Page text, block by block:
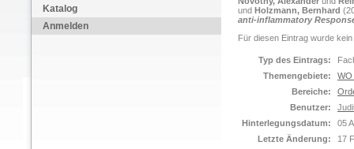
Katalog
Anmelden
und Holzmann, Bernhard
anti-inflammatory
Für diesen Eintrag wurde
Typ des Eintrags:
Themengebiete:
WO
Bereiche:
Benutzer:
Hinterlegungsdatum:
05
Letzte Änderung:
17